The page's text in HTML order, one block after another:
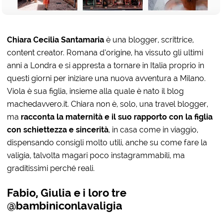
Chiara Cecilia Santamariaè una blogger, scrittrice,
content creator. Romana d’origine, ha vissuto gli ultimi
anni a Londra e si appresta a tornare in Italia proprio in
questi giorni per iniziare una nuova avventura a Milano.
Viola è sua figlia, insieme alla quale è nato il blog
machedavvero.it. Chiara non è, solo, una travel blogger,
ma racconta la maternità e il suo rapporto con la figlia
con schiettezza e sincerità, in casa come in viaggio,
dispensando consigli molto utili, anche su come fare la
valigia, talvolta magari poco instagrammabili, ma
graditissimi perché reali.
Fabio, Giulia e i loro tre
@bambiniconlavaligia